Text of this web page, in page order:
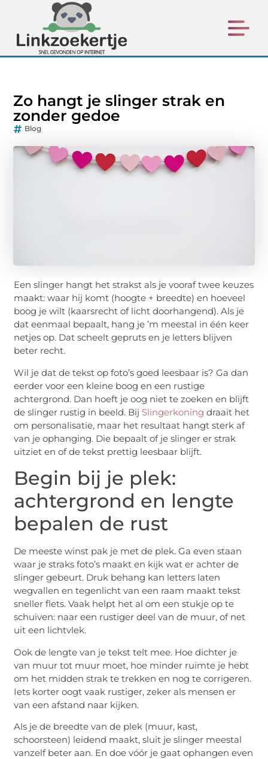
Zo hangt je slinger strak en
zonder gedoe
Blog
Een slinger hangt het strakst als je vooraf twee keuzes
maakt: waar hij komt (hoogte + breedte) en hoeveel
boog je wilt (kaarsrecht of licht doorhangend). Als je
dat eenmaal bepaalt, hang je ’m meestal in één keer
netjes op. Dat scheelt gepruts en je letters blijven
beter recht.
Wil je dat de tekst op foto’s goed leesbaar is? Ga dan
eerder voor een kleine boog en een rustige
achtergrond. Dan hoeft je oog niet te zoeken en blijft
de slinger rustig in beeld. Bij Slingerkoning draait het
om personalisatie, maar het resultaat hangt sterk af
van je ophanging. Die bepaalt of je slinger er strak
uitziet en of de tekst prettig leesbaar blijft.
Begin bij je plek:
achtergrond en lengte
bepalen de rust
De meeste winst pak je met de plek. Ga even staan
waar je straks foto’s maakt en kijk wat er achter de
slinger gebeurt. Druk behang kan letters laten
wegvallen en tegenlicht van een raam maakt tekst
sneller flets. Vaak helpt het al om een stukje op te
schuiven: naar een rustiger deel van de muur, of net
uit een lichtvlek.
Ook de lengte van je tekst telt mee. Hoe dichter je
van muur tot muur moet, hoe minder ruimte je hebt
om het midden strak te trekken en nog te corrigeren.
Iets korter oogt vaak rustiger, zeker als mensen er
van een afstand naar kijken.
Als je de breedte van de plek (muur, kast,
schoorsteen) leidend maakt, sluit je slinger meestal
vanzelf beter aan. En doe vóór je gaat ophangen even